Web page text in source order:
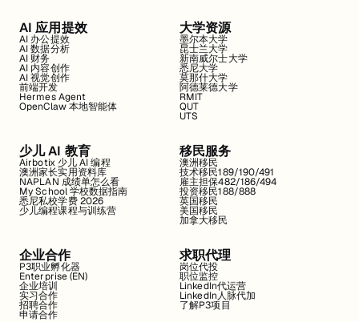
AI 应用提效
AI 办公提效
AI 数据分析
AI 财务
AI 内容创作
AI 视觉创作
前端开发
Hermes Agent
OpenClaw 本地智能体
大学资源
墨尔本大学
昆士兰大学
新南威尔士大学
悉尼大学
莫那什大学
阿德莱德大学
RMIT
QUT
UTS
少儿 AI 教育
Airbotix 少儿 AI 编程
澳洲家长实用资料库
NAPLAN 成绩单怎么看
My School 学校数据指南
悉尼私校学费 2026
少儿编程课程与训练营
移民服务
澳洲移民
技术移民189/190/491
雇主担保482/186/494
投资移民188/888
英国移民
美国移民
加拿大移民
企业合作
P3职业孵化器
Enterprise (EN)
企业培训
实习合作
招聘合作
申请合作
求职代理
岗位代投
职位监控
LinkedIn代运营
LinkedIn人脉代加
了解P3项目